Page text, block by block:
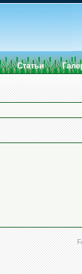
Статьи